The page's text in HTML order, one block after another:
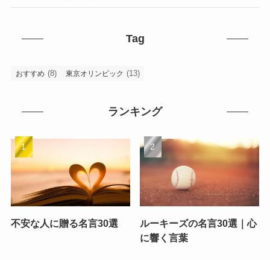
Tag
おすすめ (8) 東京オリンピック (13)
ランキング
不安な人に贈る名言30選
ルーキーズの名言30選｜心
に響く言葉